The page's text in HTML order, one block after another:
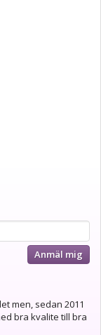
Anmäl mig
men, sedan 2011
bra kvalite till bra